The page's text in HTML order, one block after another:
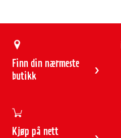
Finn din nærmeste
butikk
Kjøp på nett